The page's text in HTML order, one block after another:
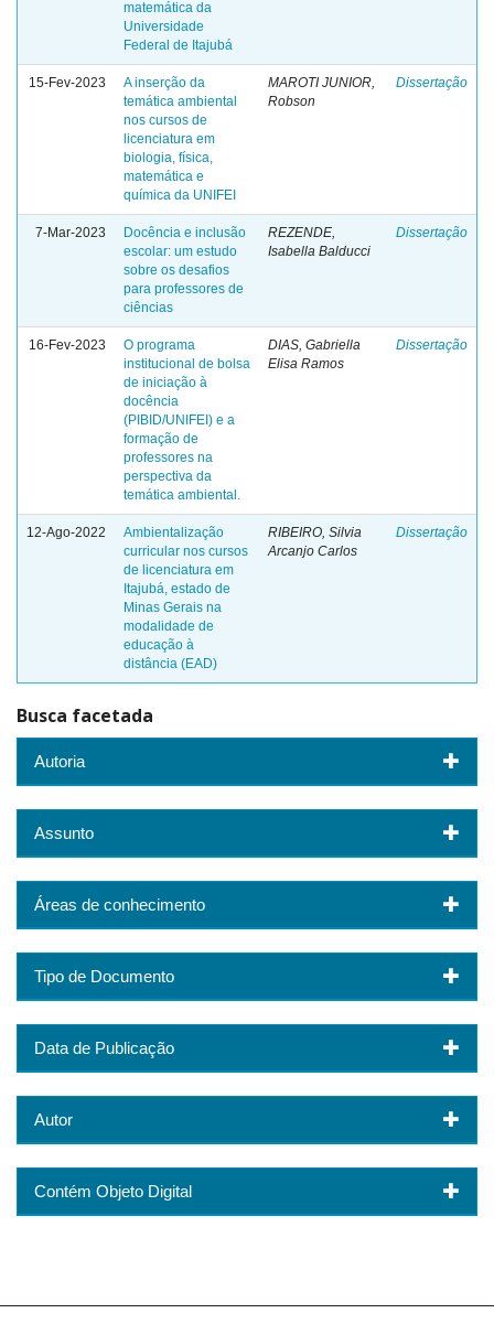
matemática da
Universidade
Federal de Itajubá
15-Fev-2023
A inserção da
temática ambiental
nos cursos de
licenciatura em
biologia, física,
matemática e
química da UNIFEI
MAROTI JUNIOR,
Robson
Dissertação
7-Mar-2023
Docência e inclusão
escolar: um estudo
sobre os desafios
para professores de
ciências
REZENDE,
Isabella Balducci
Dissertação
16-Fev-2023
O programa
institucional de bolsa
de iniciação à
docência
(PIBID/UNIFEI) e a
formação de
professores na
perspectiva da
temática ambiental.
DIAS, Gabriella
Elisa Ramos
Dissertação
12-Ago-2022
Ambientalização
curricular nos cursos
de licenciatura em
Itajubá, estado de
Minas Gerais na
modalidade de
educação à
distância (EAD)
RIBEIRO, Silvia
Arcanjo Carlos
Dissertação
Busca facetada
Autoria
Assunto
Áreas de conhecimento
Tipo de Documento
Data de Publicação
Autor
Contém Objeto Digital